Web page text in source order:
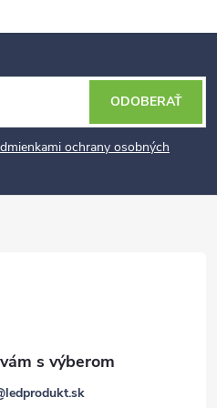
ochrany osobných
ODOBERAŤ
ledprodukt.sk